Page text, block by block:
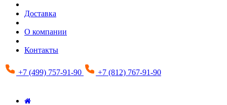
Доставка
О компании
Контакты
+7 (499) 757-91-90 +7 (812) 767-91-90